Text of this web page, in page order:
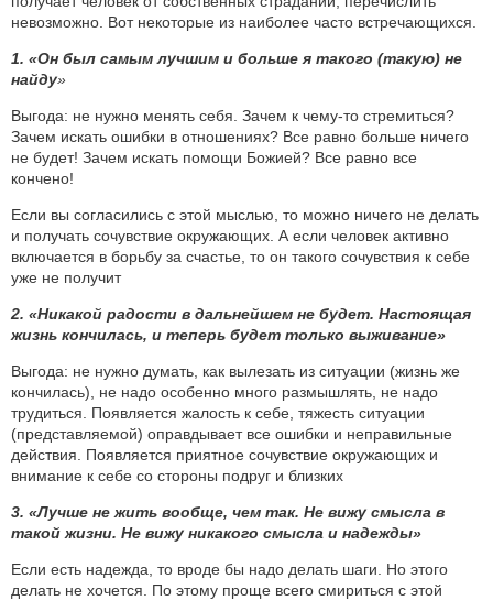
невозможно. Вот некоторые из наиболее часто встречающихся.
1. «Он был самым лучшим и больше я такого (такую) не
найду»
Выгода: не нужно менять себя. Зачем к чему-то стремиться?
Зачем искать ошибки в отношениях? Все равно больше ничего
не будет! Зачем искать помощи Божией? Все равно все
кончено!
Если вы согласились с этой мыслью, то можно ничего не делать
и получать сочувствие окружающих. А если человек активно
включается в борьбу за счастье, то он такого сочувствия к себе
уже не получит
2. «Никакой радости в дальнейшем не будет. Настоящая
жизнь кончилась, и теперь будет только выживание»
Выгода: не нужно думать, как вылезать из ситуации (жизнь же
кончилась), не надо особенно много размышлять, не надо
трудиться. Появляется жалость к себе, тяжесть ситуации
(представляемой) оправдывает все ошибки и неправильные
действия. Появляется приятное сочувствие окружающих и
внимание к себе со стороны подруг и близких
3. «Лучше не жить вообще, чем так. Не вижу смысла в
такой жизни. Не вижу никакого смысла и надежды»
Если есть надежда, то вроде бы надо делать шаги. Но этого
делать не хочется. По этому проще всего смириться с этой